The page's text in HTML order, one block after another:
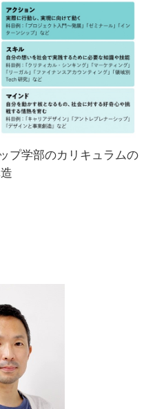
プ学部のカリキュラムの